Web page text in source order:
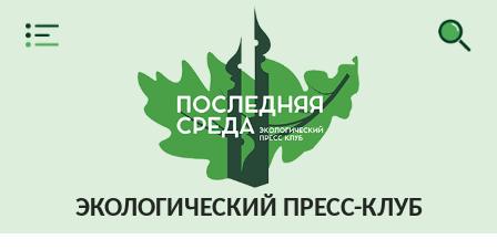
ЭКОЛОГИЧЕСКИЙ ПРЕСС-КЛУБ